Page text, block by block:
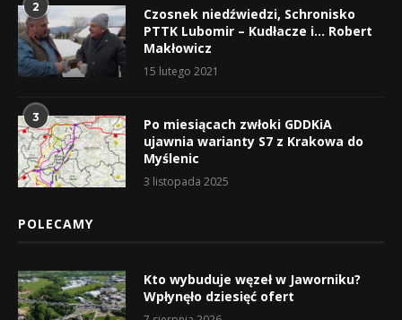
2
Czosnek niedźwiedzi, Schronisko
PTTK Lubomir – Kudłacze i… Robert
Makłowicz
15 lutego 2021
3
Po miesiącach zwłoki GDDKiA
ujawnia warianty S7 z Krakowa do
Myślenic
3 listopada 2025
POLECAMY
Kto wybuduje węzeł w Jaworniku?
Wpłynęło dziesięć ofert